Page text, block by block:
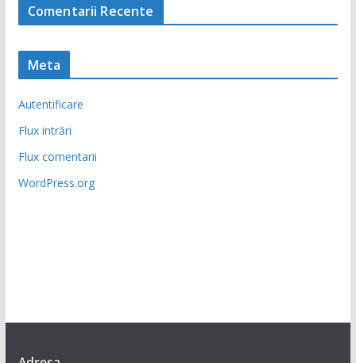
Comentarii Recente
Meta
Autentificare
Flux intrări
Flux comentarii
WordPress.org